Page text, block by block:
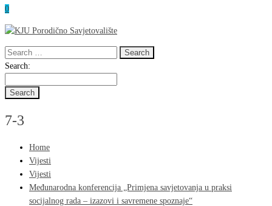
0
Search
for:
Search
Search:
7-3
Home
Vijesti
Vijesti
Međunarodna konferencija „Primjena savjetovanja u praksi
socijalnog rada – izazovi i savremene spoznaje“